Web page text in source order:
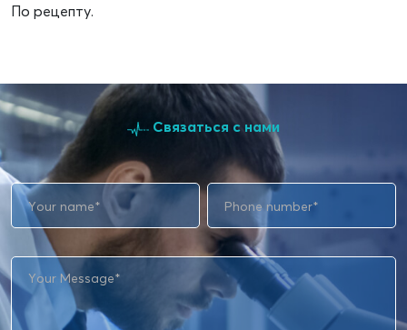
По рецепту.
Связаться с нами